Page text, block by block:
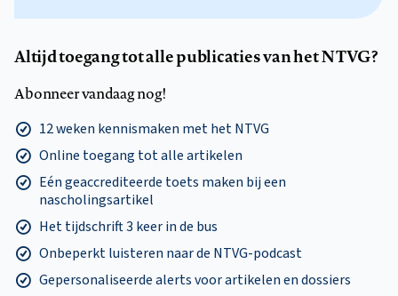
Altijd toegang tot alle publicaties van het NTVG?
Abonneer vandaag nog!
12 weken kennismaken met het NTVG
Online toegang tot alle artikelen
Eén geaccrediteerde toets maken bij een
nascholingsartikel
Het tijdschrift 3 keer in de bus
Onbeperkt luisteren naar de NTVG-podcast
Gepersonaliseerde alerts voor artikelen en dossiers